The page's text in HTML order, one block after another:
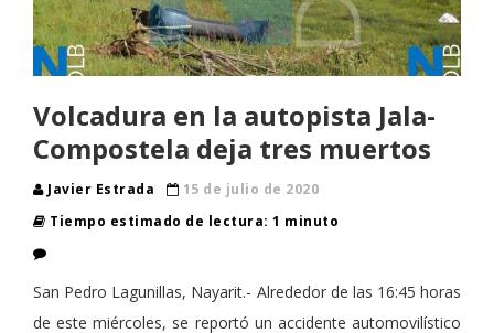
Volcadura en la autopista Jala-
Compostela deja tres muertos
Javier Estrada
15 de julio de 2020
Tiempo estimado de lectura: 1 minuto
San Pedro Lagunillas, Nayarit.- Alrededor de las 16:45 horas
de este miércoles, se reportó un accidente automovilístico